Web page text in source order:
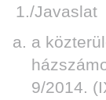
1./Javaslat
a
9/2014.